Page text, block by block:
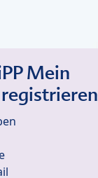
Mein